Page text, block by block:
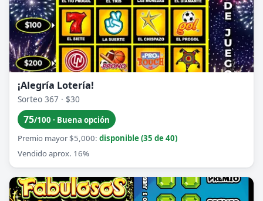
¡Alegría Lotería!
Sorteo 367 · $30
75/100 · Buena opción
Premio mayor $5,000: disponible (35 de 40)
Vendido aprox. 16%